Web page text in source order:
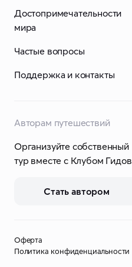
Достопримечательности
мира
Частые вопросы
Поддержка и контакты
Авторам путешествий
Организуйте собственный
тур вместе с Клубом Гидов
Стать автором
Оферта
Политика конфиденциальности